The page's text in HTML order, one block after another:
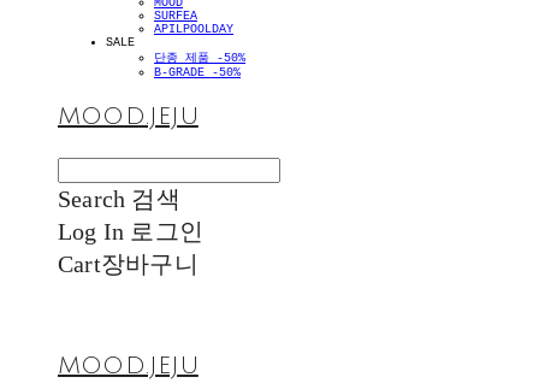
MOOD
SURFEA
APILPOOLDAY
SALE
단종 제품 -50%
B-GRADE -50%
MOOD.JEJU
Search 검색
Log In 로그인
Cart장바구니
MOOD.JEJU